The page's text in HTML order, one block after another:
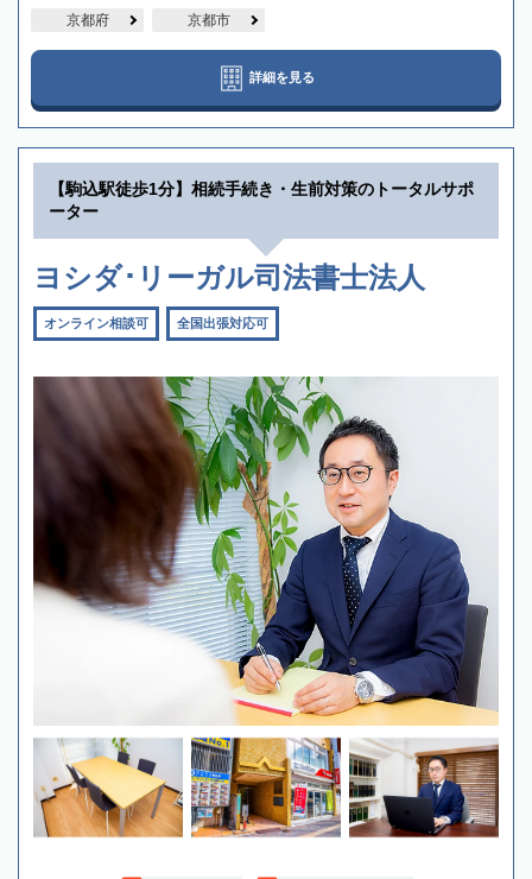
京都府 京都市
詳細を見る
【駒込駅徒歩1分】相続手続き・生前対策のトータルサポ
ーター
ヨシダ･リーガル司法書士法人
オンライン相談可 全国出張対応可